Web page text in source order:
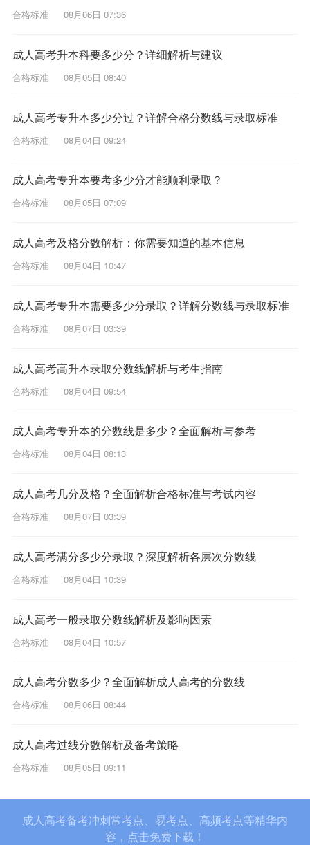
合格标准 08月06日 07:36
成人高考升本科要多少分？详细解析与建议
合格标准 08月05日 08:40
成人高考专升本多少分过？详解合格分数线与录取标准
合格标准 08月04日 09:24
成人高考专升本要考多少分才能顺利录取？
合格标准 08月05日 07:09
成人高考及格分数解析：你需要知道的基本信息
合格标准 08月04日 10:47
成人高考专升本需要多少分录取？详解分数线与录取标准
合格标准 08月07日 03:39
成人高考高升本录取分数线解析与考生指南
合格标准 08月04日 09:54
成人高考专升本的分数线是多少？全面解析与参考
合格标准 08月04日 08:13
成人高考几分及格？全面解析合格标准与考试内容
合格标准 08月07日 03:39
成人高考满分多少分录取？深度解析各层次分数线
合格标准 08月04日 10:39
成人高考一般录取分数线解析及影响因素
合格标准 08月04日 10:57
成人高考分数多少？全面解析成人高考的分数线
合格标准 08月06日 08:44
成人高考过线分数解析及备考策略
合格标准 08月05日 09:11
成人高考备考冲刺常考点、易考点、高频考点等精华内
容，点击免费下载！